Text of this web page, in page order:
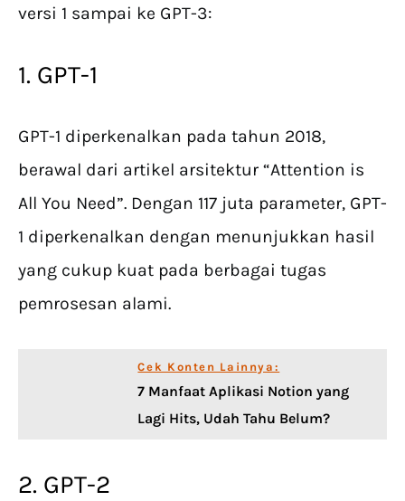
versi 1 sampai ke GPT-3:
1. GPT-1
GPT-1 diperkenalkan pada tahun 2018,
berawal dari artikel arsitektur “Attention is
All You Need”. Dengan 117 juta parameter, GPT-
1 diperkenalkan dengan menunjukkan hasil
yang cukup kuat pada berbagai tugas
pemrosesan alami.
Cek Konten Lainnya:
7 Manfaat Aplikasi Notion yang
Lagi Hits, Udah Tahu Belum?
2. GPT-2